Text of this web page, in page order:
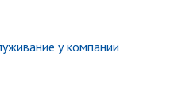
у компании